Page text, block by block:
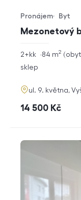
Mezonetový
Typ nabídky
Pronájem
Typ nemovitosti
Byt
rozměry
dispozice
2+kk 84 m2
funkce
sklep
adresa
ul. 9. května,
cena
14 500 Kč